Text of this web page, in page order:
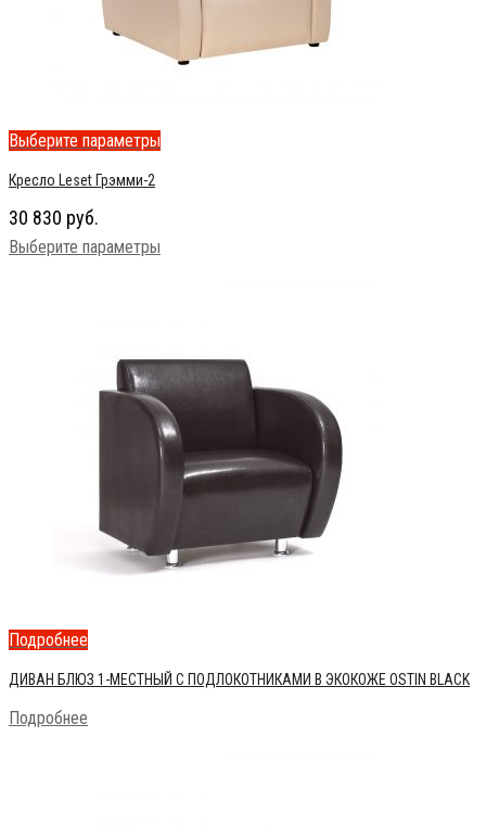
Выберите параметры
Кресло Leset Грэмми-2
30 830 руб.
Выберите параметры
Подробнее
ДИВАН БЛЮЗ 1-МЕСТНЫЙ С ПОДЛОКОТНИКАМИ В ЭКОКОЖЕ OSTIN BLACK
Подробнее